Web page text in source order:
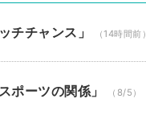
チチャンス」 （14時間前）
ポーツの関係」 （8/5）